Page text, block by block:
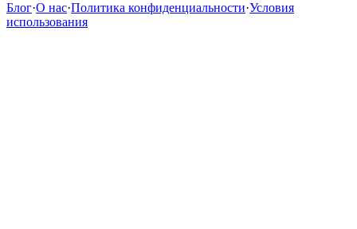
Блог·О нас·Политика конфиденциальности·Условия
использования